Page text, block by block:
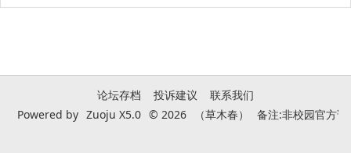
论坛存档 投诉建议
联系我们
Powered by Zuoju X5.0 © 2026 （草木春） 备注:非校园官方论